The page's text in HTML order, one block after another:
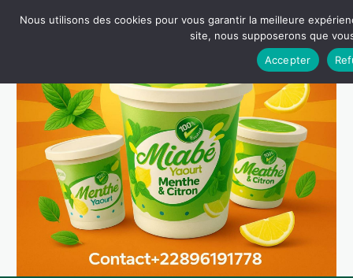
Nous utilisons des cookies pour vous garantir la meilleure
site, nous supposerons que
Accepter